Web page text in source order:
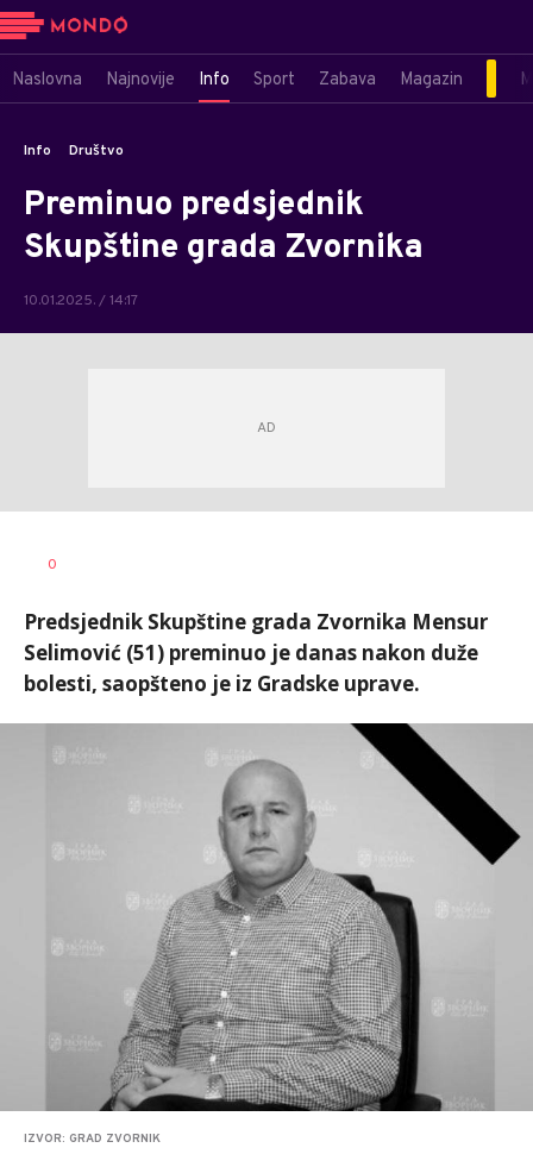
Naslovna Najnovije Info Sport Zabava Magazin
Info Društvo
Preminuo predsjednik
Skupštine grada Zvornika
10.01.2025. / 14:17
AUTOR
0
Predsjednik Skupštine grada Zvornika Mensur
Selimović (51) preminuo je danas nakon duže
bolesti, saopšteno je iz Gradske uprave.
IZVOR: GRAD ZVORNIK